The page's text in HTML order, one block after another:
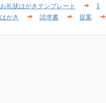
お礼状はがきテンプレート 1
はがき
請求書 提案